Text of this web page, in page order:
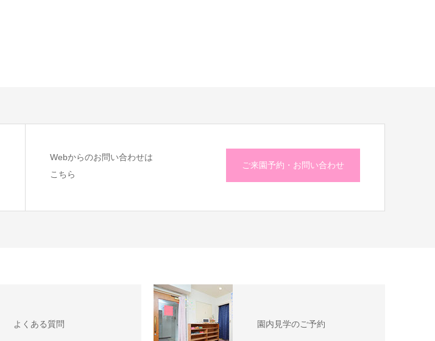
Webからのお問い合わせは
こちら
ご来園予約・お問い合わせ
よくある質問 園内見学のご予約